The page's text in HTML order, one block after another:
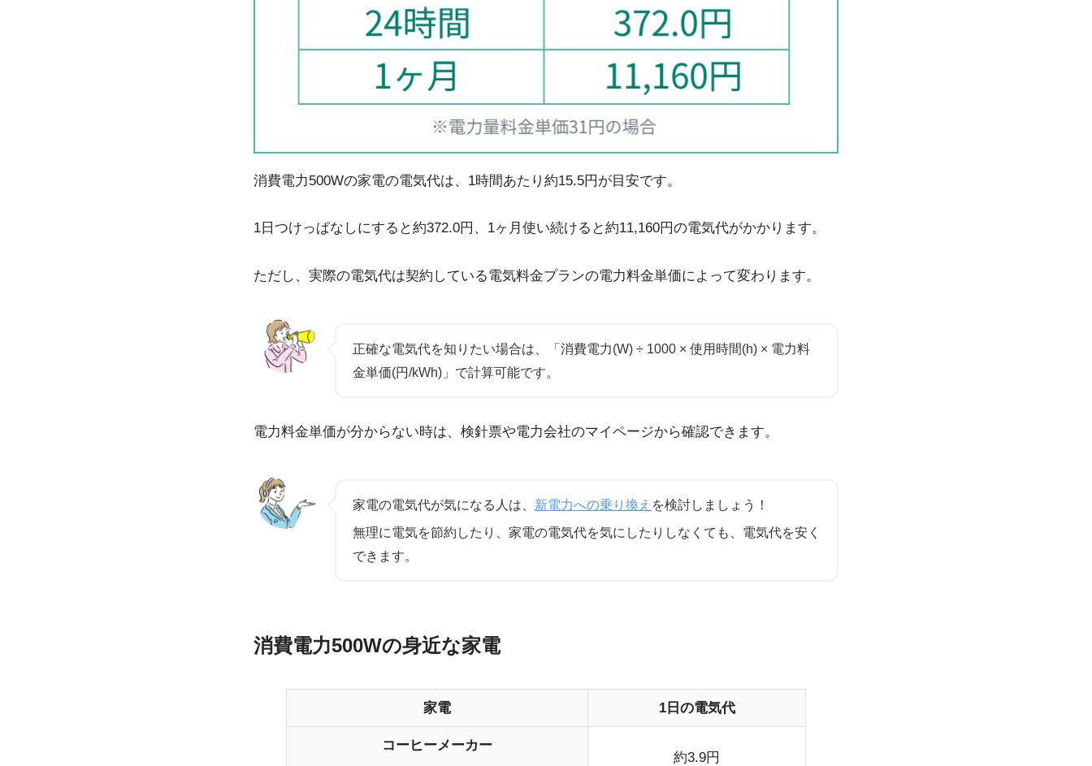
消費電力500Wの家電の電気代は、1時間あたり約15.5円が目安です。
1日つけっぱなしにすると約372.0円、1ヶ月使い続けると約11,160円の電気代がかかります。
ただし、実際の電気代は契約している電気料金プランの電力料金単価によって変わります。
正確な電気代を知りたい場合は、「消費電力(W) ÷ 1000 × 使用時間(h) × 電力料
金単価(円/kWh)」で計算可能です。
電力料金単価が分からない時は、検針票や電力会社のマイページから確認できます。
家電の電気代が気になる人は、 新電力への乗り換え を検討しましょう！
無理に電気を節約したり、家電の電気代を気にしたりしなくても、電気代を安く
できます。
消費電力500Wの身近な家電
家電 1日の電気代
コーヒーメーカー
約3.9円